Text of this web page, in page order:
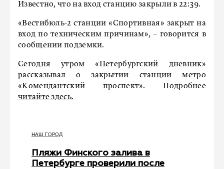
Известно, что на вход станцию закрыли в 22:39.
«Вестибюль-2 станции «Спортивная» закрыт на
вход по техническим причинам», – говорится в
сообщении подземки.
Сегодня утром «Петербургский дневник»
рассказывал о закрытии станции метро
«Комендантский проспект». Подробнее
читайте здесь.
НАШ ГОРОД
Пляжи Финского залива в
Петербурге проверили после